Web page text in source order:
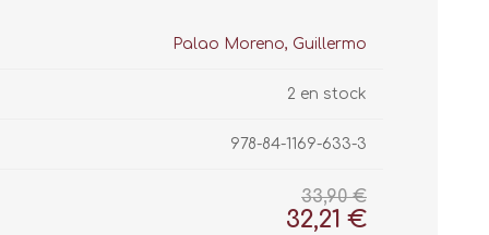
Palao Moreno, Guillermo
2 en stock
978-84-1169-633-3
33,90 €
32,21 €